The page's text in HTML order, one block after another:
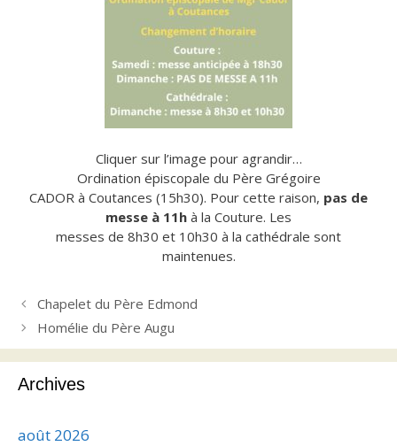
Cliquer sur l’image pour agrandir…
Ordination épiscopale du Père Grégoire
CADOR à Coutances (15h30). Pour cette raison, pas de
messe à 11h à la Couture. Les
messes de 8h30 et 10h30 à la cathédrale sont
maintenues.
Chapelet du Père Edmond
Homélie du Père Augu
Archives
août 2026